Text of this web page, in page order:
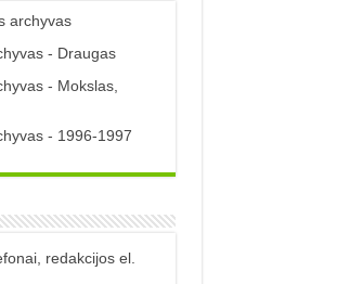
archyvas
- Draugas
- Mokslas,
- 1996-1997
redakcijos el.